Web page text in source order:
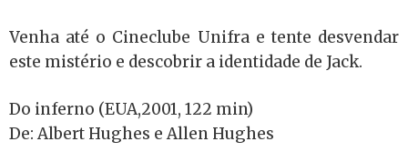
Venha até o Cineclube Unifra e tente desvendar
este mistério e descobrir a identidade de Jack.
Do inferno (EUA,2001, 122 min)
De: Albert Hughes e Allen Hughes